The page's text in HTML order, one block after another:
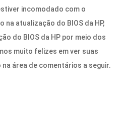
incomodado com o
atualização do BIOS da HP,
do BIOS da HP por meio dos
muito felizes em ver suas
área de comentários a seguir.